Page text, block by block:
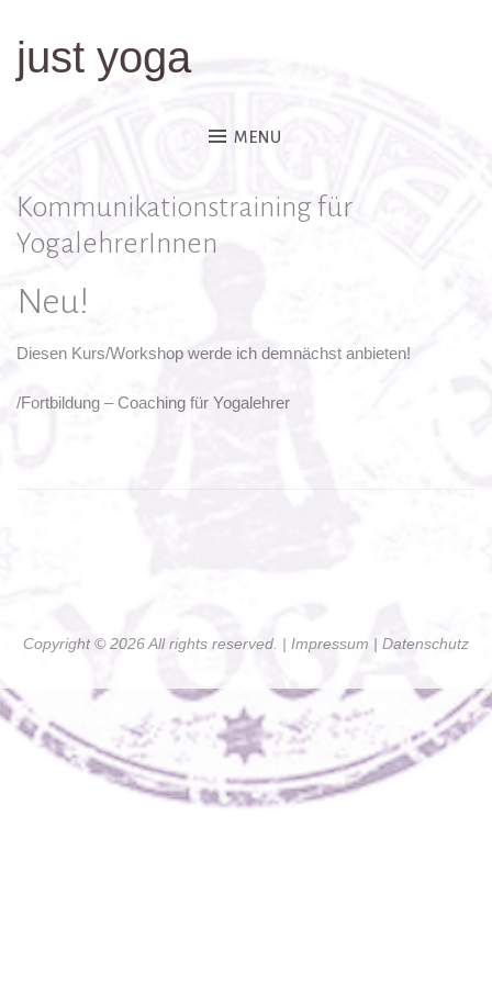
Skipjust yoga
MENU
Kommunikationstraining für
YogalehrerInnen
Neu!
Diesen Kurs/Workshop werde ich demnächst anbieten!
/Fortbildung – Coaching für Yogalehrer
Copyright © 2026 All rights reserved. | Impressum | Datenschutz